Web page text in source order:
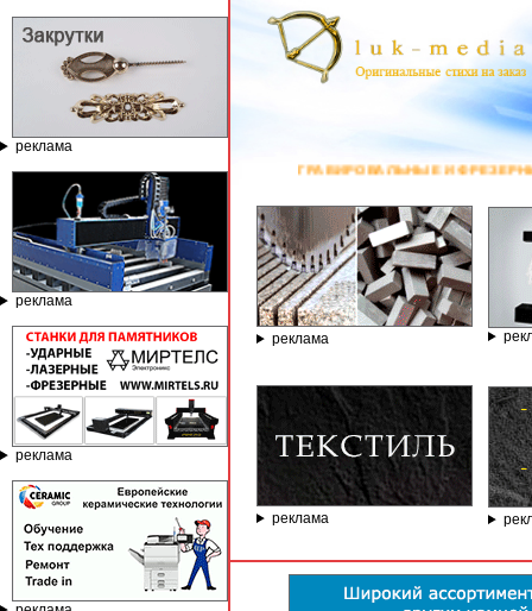
реклама
реклама
реклама
ГРАВИРОВАЛЬНЫЕ И ФРЕЗЕРНЫЕ СТАНКИ ПО КАМНЮ ОТ
реклама
реклама